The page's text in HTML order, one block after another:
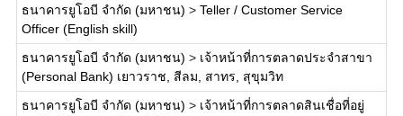
ธนาคารยูโอบี จำกัด (มหาชน) > Teller / Customer Service
Officer (English skill)
ธนาคารยูโอบี จำกัด (มหาชน) > เจ้าหน้าที่การตลาดประจำสาขา
(Personal Bank) เยาวราช, สีลม, สาทร, สุขุมวิท
ธนาคารยูโอบี จำกัด (มหาชน) > เจ้าหน้าที่การตลาดสินเชื่อที่อยู่